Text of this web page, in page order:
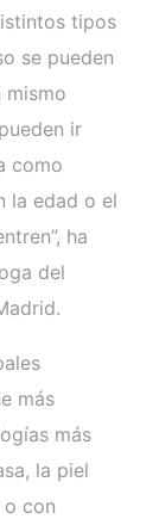
tipos
se pueden
mismo
ir
como
la edad o el
ha
del
más
más
la piel
o con